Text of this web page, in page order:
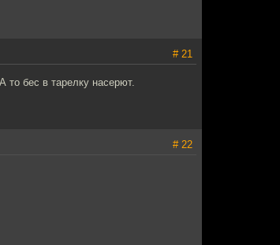
# 21
то бес в тарелку насерют.
# 22